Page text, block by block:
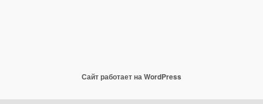
Сайт работает на WordPress